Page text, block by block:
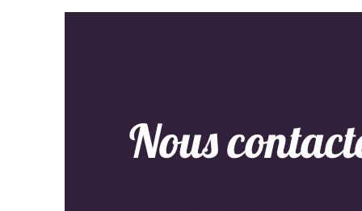
Nous